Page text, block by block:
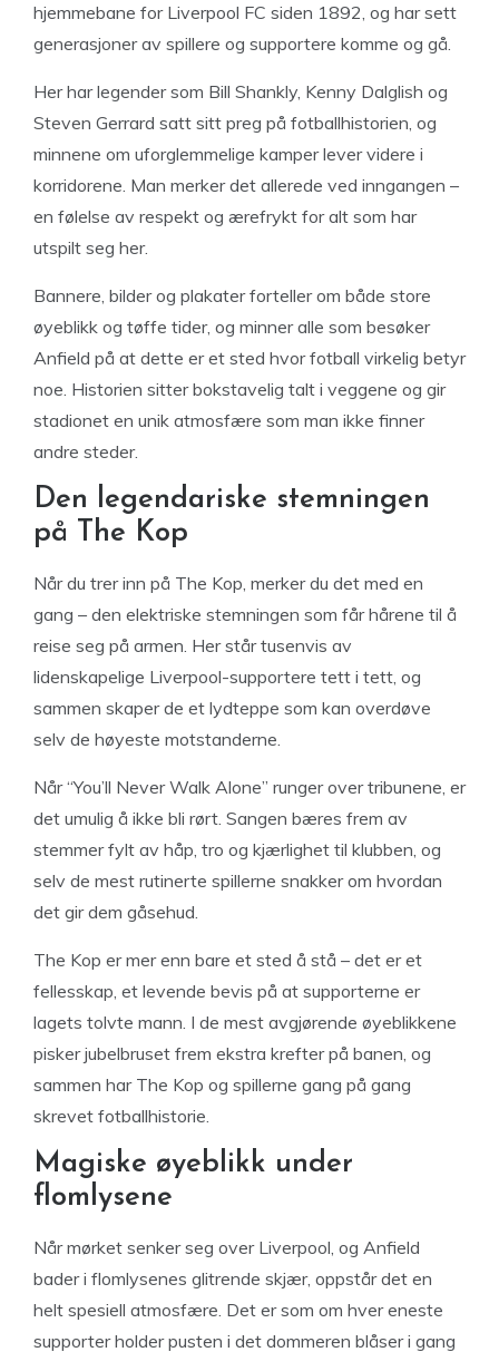
hjemmebane for Liverpool FC siden 1892, og har sett
generasjoner av spillere og supportere komme og gå.
Her har legender som Bill Shankly, Kenny Dalglish og
Steven Gerrard satt sitt preg på fotballhistorien, og
minnene om uforglemmelige kamper lever videre i
korridorene. Man merker det allerede ved inngangen –
en følelse av respekt og ærefrykt for alt som har
utspilt seg her.
Bannere, bilder og plakater forteller om både store
øyeblikk og tøffe tider, og minner alle som besøker
Anfield på at dette er et sted hvor fotball virkelig betyr
noe. Historien sitter bokstavelig talt i veggene og gir
stadionet en unik atmosfære som man ikke finner
andre steder.
Den legendariske stemningen
på The Kop
Når du trer inn på The Kop, merker du det med en
gang – den elektriske stemningen som får hårene til å
reise seg på armen. Her står tusenvis av
lidenskapelige Liverpool-supportere tett i tett, og
sammen skaper de et lydteppe som kan overdøve
selv de høyeste motstanderne.
Når “You’ll Never Walk Alone” runger over tribunene, er
det umulig å ikke bli rørt. Sangen bæres frem av
stemmer fylt av håp, tro og kjærlighet til klubben, og
selv de mest rutinerte spillerne snakker om hvordan
det gir dem gåsehud.
The Kop er mer enn bare et sted å stå – det er et
fellesskap, et levende bevis på at supporterne er
lagets tolvte mann. I de mest avgjørende øyeblikkene
pisker jubelbruset frem ekstra krefter på banen, og
sammen har The Kop og spillerne gang på gang
skrevet fotballhistorie.
Magiske øyeblikk under
flomlysene
Når mørket senker seg over Liverpool, og Anfield
bader i flomlysenes glitrende skjær, oppstår det en
helt spesiell atmosfære. Det er som om hver eneste
supporter holder pusten i det dommeren blåser i gang